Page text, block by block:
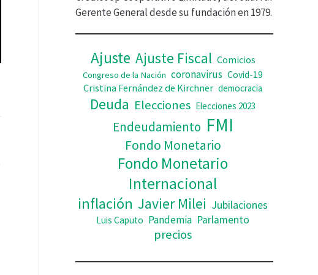
d
Gerente General desde su fundación en 1979.
Ajuste Ajuste Fiscal Comicios
Congreso de la Nación coronavirus Covid-19
Cristina Fernández de Kirchner democracia
Deuda Elecciones Elecciones 2023
Endeudamiento FMI
Fondo Monetario
Fondo Monetario
Internacional
inflación Javier Milei Jubilaciones
Luis Caputo Pandemia Parlamento
precios